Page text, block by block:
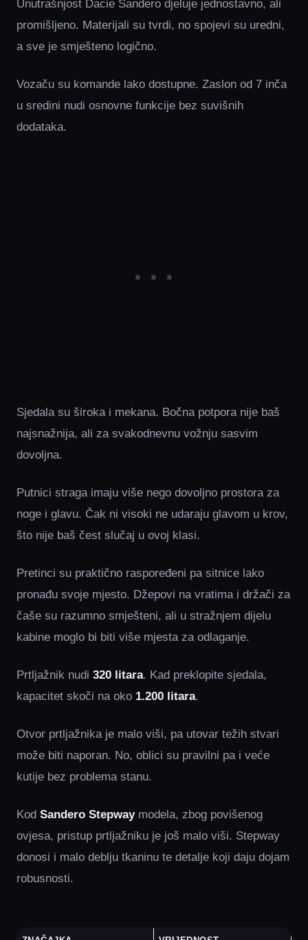
Unutrašnjost Dacie Sandero djeluje jednostavno, ali
promišljeno. Materijali su tvrdi, no spojevi su uredni,
a sve je smješteno logično.
Vozaču su komande lako dostupne. Zaslon od 7 inča
u sredini nudi osnovne funkcije bez suvišnih
dodataka.
Sjedala su široka i mekana. Bočna potpora nije baš
najsnažnija, ali za svakodnevnu vožnju sasvim
dovoljna.
Putnici straga imaju više nego dovoljno prostora za
noge i glavu. Čak ni visoki ne udaraju glavom u krov,
što nije baš čest slučaj u ovoj klasi.
Pretinci su praktično raspoređeni pa sitnice lako
pronađu svoje mjesto. Džepovi na vratima i držači za
čaše su razumno smješteni, ali u stražnjem dijelu
kabine moglo bi biti više mjesta za odlaganje.
Prtljažnik nudi 320 litara. Kad preklopite sjedala,
kapacitet skoči na oko 1.200 litara.
Otvor prtljažnika je malo viši, pa utovar težih stvari
može biti naporan. No, oblici su pravilni pa i veće
kutije bez problema stanu.
Kod Sandero Stepwaymodela, zbog povišenog
ovjesa, pristup prtljažniku je još malo viši. Stepway
donosi i malo deblju tkaninu te detalje koji daju dojam
robusnosti.